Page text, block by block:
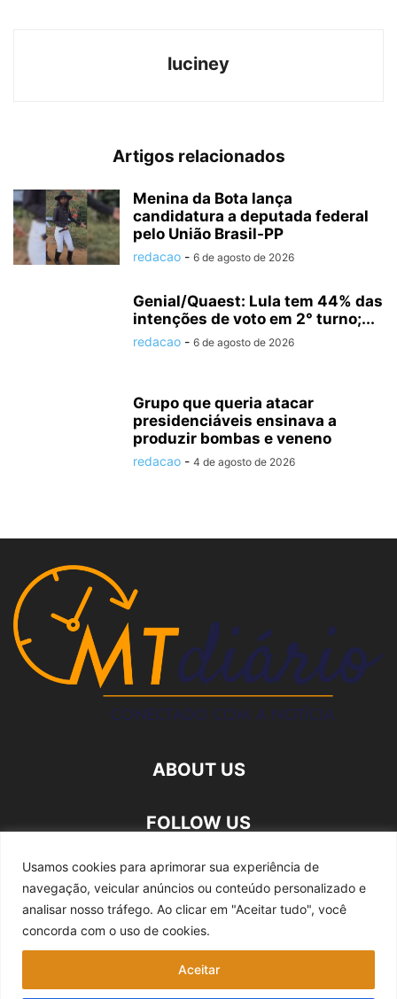
Usamos cookies para aprimorar sua experiência de
navegação, veicular anúncios ou conteúdo personalizado e
analisar nosso tráfego. Ao clicar em "Aceitar tudo", você
concorda com o uso de cookies.
Aceitar
luciney
Artigos relacionados
Menina da Bota lança
candidatura a deputada federal
pelo União Brasil-PP
redacao - 6 de agosto de 2026
Genial/Quaest: Lula tem 44% das
intenções de voto em 2° turno;...
redacao - 6 de agosto de 2026
Grupo que queria atacar
presidenciáveis ensinava a
produzir bombas e veneno
redacao - 4 de agosto de 2026
ABOUT US
FOLLOW US
Quem somos Expediente Fale Conosco